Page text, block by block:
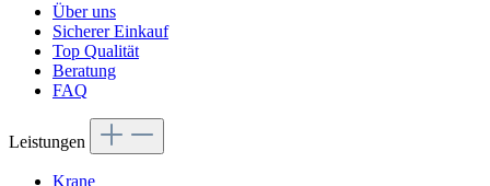
Über uns
Sicherer Einkauf
Top Qualität
Beratung
FAQ
Leistungen
Krane